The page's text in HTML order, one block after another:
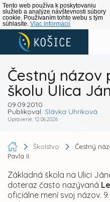
Tento web používa k poskytovaniu
služieb a analýze návštevnosti súbory
cookie. Používaním tohto webu s tým
súhlasíte. Viac informácií
Čestný názov
školu Ulica
09.09.2010
Publikoval: Slávka Uhríková
Upravené: 12.06.2026
Školstvo
Čestný
Pavla II.
Základná škola na Ulici
doteraz často nazývaná
oficiálne mení svoj názov.